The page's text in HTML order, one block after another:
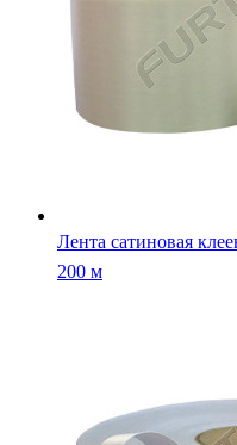
Лента сатиновая